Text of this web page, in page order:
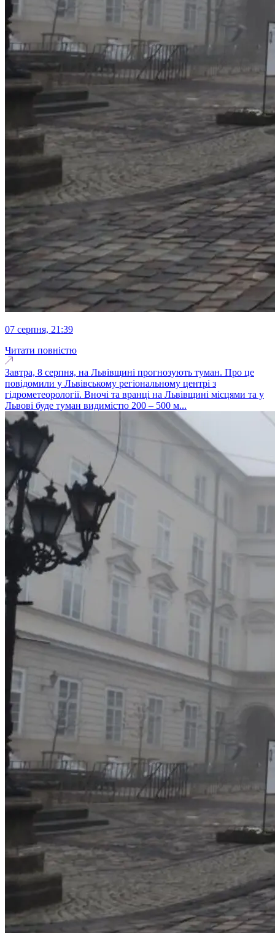
07 серпня, 21:39
Читати повністю
Завтра, 8 серпня, на Львівщині прогнозують туман. Про це
повідомили у Львівському регіональному центрі з
гідрометеорології. Вночі та вранці на Львівщині місцями та у
Львові буде туман видимістю 200 – 500 м...